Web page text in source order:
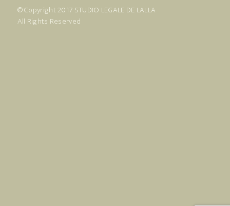
© Copyright 2017 STUDIO LEGALE DE LALLA
All Rights Reserved